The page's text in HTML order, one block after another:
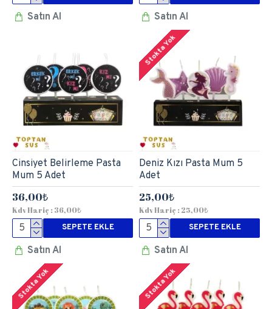
Satın Al Satın Al
Cinsiyet Belirleme Pasta
Mum 5 Adet
36,00₺
Kdv Hariç : 36,00₺
SEPETE EKLE
Satın Al
Stokta Yok
Deniz Kızı Pasta Mum 5
Adet
25,00₺
Kdv Hariç : 25,00₺
SEPETE EKLE
Satın Al
Stokta Yok Stokta Yok